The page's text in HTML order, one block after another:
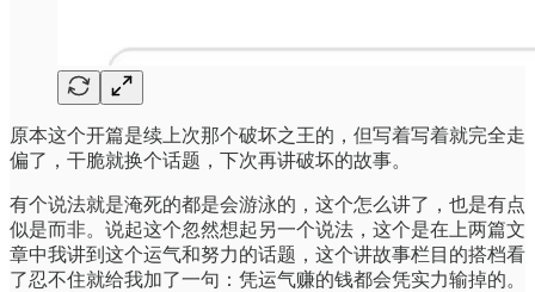
原本这个开篇是续上次那个破坏之王的，但写着写着就完全走
偏了，干脆就换个话题，下次再讲破坏的故事。
有个说法就是淹死的都是会游泳的，这个怎么讲了，也是有点
似是而非。说起这个忽然想起另一个说法，这个是在上两篇文
章中我讲到这个运气和努力的话题，这个讲故事栏目的搭档看
了忍不住就给我加了一句：凭运气赚的钱都会凭实力输掉的。